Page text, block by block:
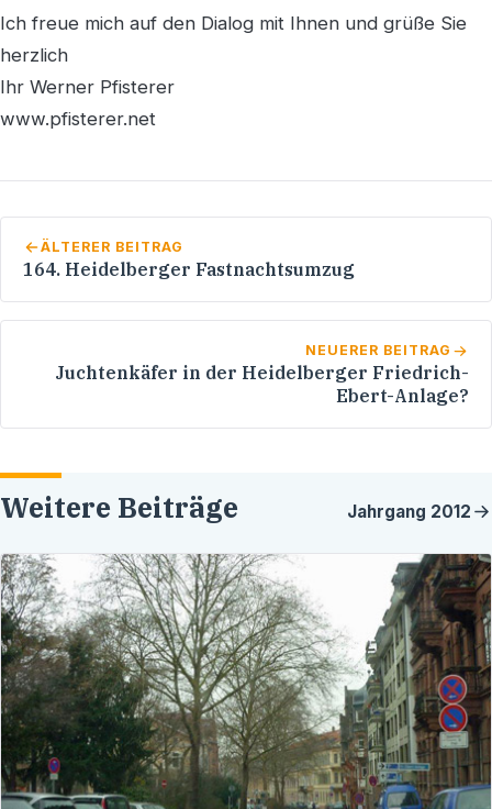
Ich freue mich auf den Dialog mit Ihnen und grüße Sie
herzlich
Ihr Werner Pfisterer
www.pfisterer.net
ÄLTERER BEITRAG
164. Heidelberger Fastnachtsumzug
NEUERER BEITRAG
Juchtenkäfer in der Heidelberger Friedrich-
Ebert-Anlage?
Weitere Beiträge Jahrgang 2012